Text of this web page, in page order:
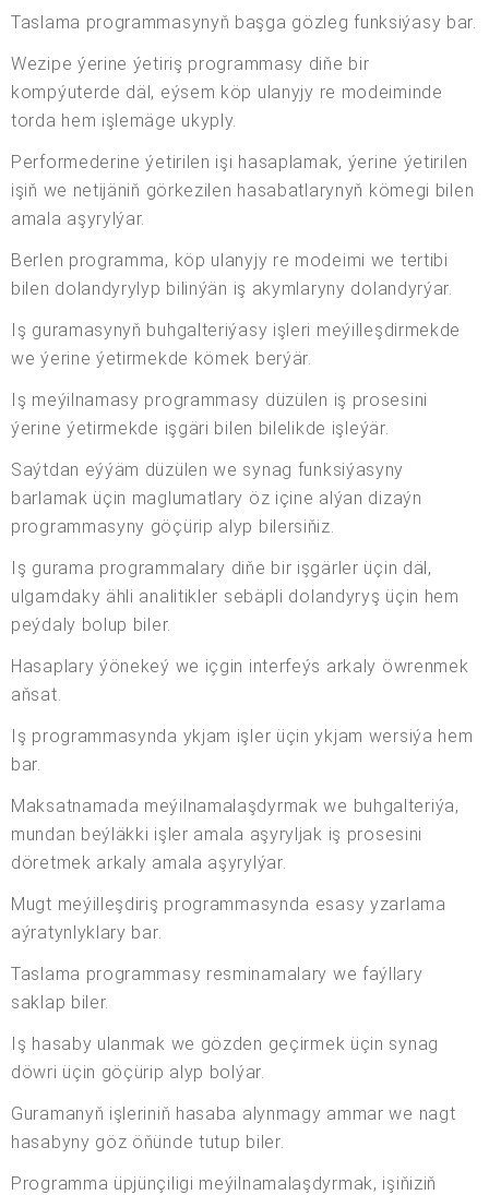
Taslama programmasynyň başga gözleg funksiýasy bar.
Wezipe ýerine ýetiriş programmasy diňe bir
kompýuterde däl, eýsem köp ulanyjy re modeiminde
torda hem işlemäge ukyply.
Performederine ýetirilen işi hasaplamak, ýerine ýetirilen
işiň we netijäniň görkezilen hasabatlarynyň kömegi bilen
amala aşyrylýar.
Berlen programma, köp ulanyjy re modeimi we tertibi
bilen dolandyrylyp bilinýän iş akymlaryny dolandyrýar.
Iş guramasynyň buhgalteriýasy işleri meýilleşdirmekde
we ýerine ýetirmekde kömek berýär.
Iş meýilnamasy programmasy düzülen iş prosesini
ýerine ýetirmekde işgäri bilen bilelikde işleýär.
Saýtdan eýýäm düzülen we synag funksiýasyny
barlamak üçin maglumatlary öz içine alýan dizaýn
programmasyny göçürip alyp bilersiňiz.
Iş gurama programmalary diňe bir işgärler üçin däl,
ulgamdaky ähli analitikler sebäpli dolandyryş üçin hem
peýdaly bolup biler.
Hasaplary ýönekeý we içgin interfeýs arkaly öwrenmek
aňsat.
Iş programmasynda ykjam işler üçin ykjam wersiýa hem
bar.
Maksatnamada meýilnamalaşdyrmak we buhgalteriýa,
mundan beýläkki işler amala aşyryljak iş prosesini
döretmek arkaly amala aşyrylýar.
Mugt meýilleşdiriş programmasynda esasy yzarlama
aýratynlyklary bar.
Taslama programmasy resminamalary we faýllary
saklap biler.
Iş hasaby ulanmak we gözden geçirmek üçin synag
döwri üçin göçürip alyp bolýar.
Guramanyň işleriniň hasaba alynmagy ammar we nagt
hasabyny göz öňünde tutup biler.
Programma üpjünçiligi meýilnamalaşdyrmak, işiňiziň